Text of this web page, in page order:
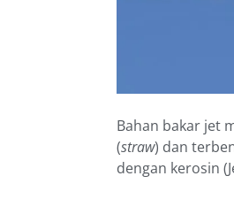
Bahan bakar jet
(straw) dan
dengan kerosin